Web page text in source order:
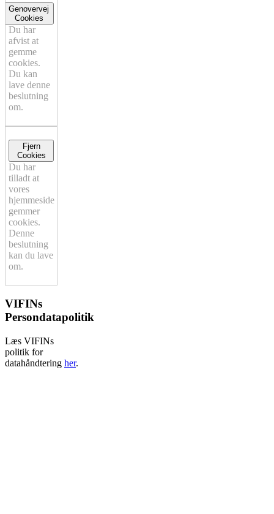
Genovervej
Cookies
Du har
afvist at
gemme
cookies.
Du kan
lave denne
beslutning
om.
Fjern
Cookies
Du har
tilladt at
vores
hjemmeside
gemmer
cookies.
Denne
beslutning
kan du lave
om.
VIFINs
Persondatapolitik
Læs VIFINs
politik for
datahåndtering her.